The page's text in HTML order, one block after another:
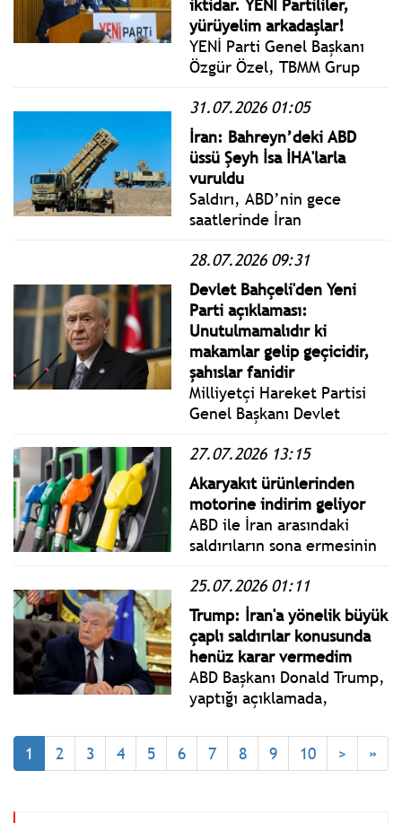
iktidar. YENİ Partililer,
yürüyelim arkadaşlar!
YENİ Parti Genel Başkanı
Özgür Özel, TBMM Grup
Geleceğimizi inşa
edeceğimiz bu üç ayda
sizleri harcı karmaya,
tuğlayı koymaya, yeni ve
büyük bir evi inşa etmeye
davet ediyorum.
31.07.2026 01:05
İran: Bahreyn’deki ABD
üssü Şeyh İsa İHA'larla
vuruldu
Saldırı, ABD’nin gece
saatlerinde İran
bölgedeki unsurlarına
yönelik yeni bir hava
harekatı
gerçekleştirmesinin
ardından geldi.
28.07.2026 09:31
Devlet Bahçeli'den Yeni
Parti açıklaması:
Unutulmamalıdır ki
makamlar gelip geçicidir,
şahıslar fanidir
Milliyetçi Hareket Partisi
Genel Başkanı Devlet
açıklaması; Bugün
yapılması gereken; CHP-
Yeni Parti hattındaki tüm
tartışmaları Türkiye’nin
ana gündem maddesi
haline getirmemektir.
27.07.2026 13:15
Akaryakıt ürünlerinden
motorine indirim geliyor
ABD ile İran arasındaki
saldırıların sona ermesinin
fiyatlarında gerileme
yaşandı. Motorine bu
geceden yarısından
itibaren 1 lira 34 kuruş
indirim geliyor.
25.07.2026 01:11
Trump: İran'a yönelik büyük
çaplı saldırılar konusunda
henüz karar vermedim
ABD Başkanı Donald Trump,
yaptığı açıklamada,
etmesine rağmen
Washington ile Tahran
1 2 3 4 5 6 7 8 9 10 > »